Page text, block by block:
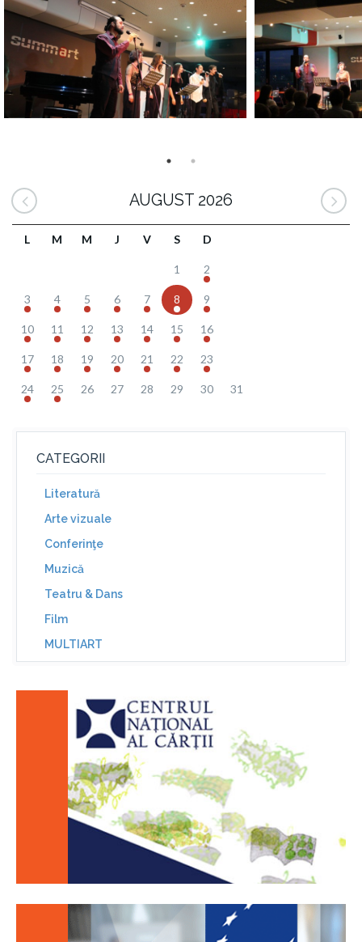
AUGUST 2026
L M M J V S D
1 2
3 4 5 6 7 8 9
10 11 12 13 14 15 16
17 18 19 20 21 22 23
24 25 26 27 28 29 30 31
CATEGORII
Literatură
Arte vizuale
Conferinţe
Muzică
Teatru & Dans
Film
MULTIART